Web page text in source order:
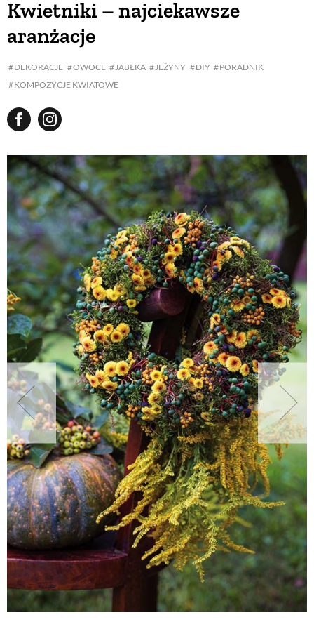
Kwietniki – najciekawsze
aranżacje
DEKORACJE OWOCE JABŁKA JEŻYNY DIY
PORADNIK
KOMPOZYCJE KWIATOWE
ROŚLINY OGRODOWE
PORADY
ZIELEŃ W DOMU
PROJEKTOWANIE OGRODU
NATURALNIE
URODA
NATURALNA APTECZKA
DLA DOMU
EKO ŻYCIE
PRZYRODA